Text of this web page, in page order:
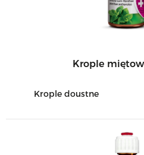
Krople
Krople doustne